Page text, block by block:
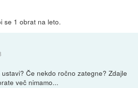
se 1 obrat na leto.
Če nekdo ročno zategne? Zdajle
več nimamo...